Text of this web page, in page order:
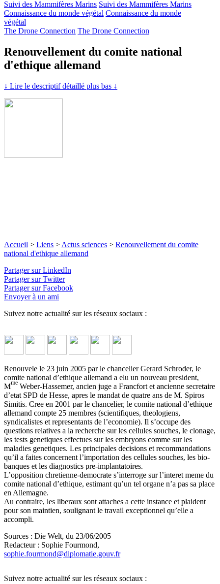
Suivi des Mammifères Marins Suivi des Mammifères Marins
Connaissance du monde végétal Connaissance du monde
végétal
The Drone Connection The Drone Connection
Renouvellement du comite national
d'ethique allemand
↓ Lire le descriptif détaillé plus bas ↓
Accueil > Liens > Actus sciences > Renouvellement du comite
national d'ethique allemand
Partager sur LinkedIn
Partager sur Twitter
Partager sur Facebook
Envoyer à un ami
Suivez notre actualité sur les réseaux sociaux :
Renouvele le 23 juin 2005 par le chancelier Gerard Schroder, le
comite national d’ethique allemand a elu un nouveau president,
Mme Weber-Hassemer, ancien juge a Francfort et ancienne secretaire
d’etat SPD de Hesse, apres le mandat de quatre ans de M. Spiros
Simitis. Cree en 2001 par le chancelier, le comite national d’ethique
allemand compte 25 membres (scientifiques, theologiens,
syndicalistes et representants de l’economie). Il s’occupe des
questions relatives a la recherche sur les cellules souches, le clonage,
les tests genetiques effectues sur les embryons comme sur les
maladies genetiques. Les principales decisions et recommandations
qu’il a faites concernent l’importation des cellules souches, les bio-
banques et les diagnostics pre-implantatoires.
L’opposition chretienne-democrate s’interroge sur l’interet meme du
comite national d’ethique, estimant qu’un tel organe n’a pas sa place
en Allemagne.
Au contraire, les liberaux sont attaches a cette instance et plaident
pour son maintien, soulignant le travail exceptionnel qu’elle a
accompli.
Sources : Die Welt, du 23/06/2005
Redacteur : Sophie Fourmond,
sophie.fourmond@diplomatie.gouv.fr
Suivez notre actualité sur les réseaux sociaux :